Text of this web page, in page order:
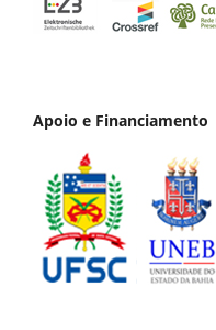
Apoio e Financiamento